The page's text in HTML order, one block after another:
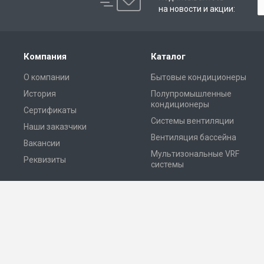
на новости и акции:
Компания
О компании
История
Сертификаты
Наши заказчики
Вакансии
Реквизиты
Каталог
Бытовые кондиционеры
Полупромышленные
кондиционеры
Системы вентиляции
Вентиляция бассейна
Мультизональные VRF
системы